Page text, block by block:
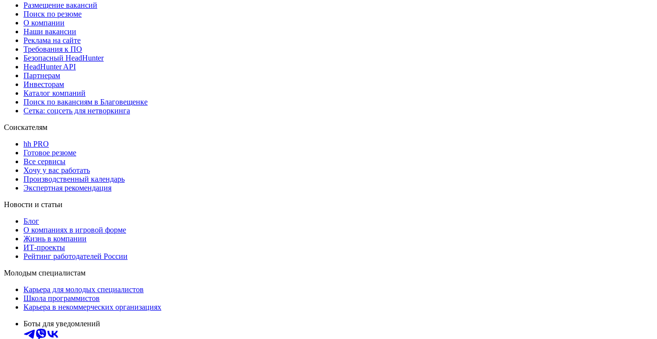
Размещение вакансий
Поиск по резюме
О компании
Наши вакансии
Реклама на сайте
Требования к ПО
Безопасный HeadHunter
HeadHunter API
Партнерам
Инвесторам
Каталог компаний
Поиск по вакансиям в Благовещенке
Сетка: соцсеть для нетворкинга
Соискателям
hh PRO
Готовое резюме
Все сервисы
Хочу у вас работать
Производственный календарь
Экспертная рекомендация
Новости и статьи
Блог
О компаниях в игровой форме
Жизнь в компании
ИТ-проекты
Рейтинг работодателей России
Молодым специалистам
Карьера для молодых специалистов
Школа программистов
Карьера в некоммерческих организациях
Боты для уведомлений